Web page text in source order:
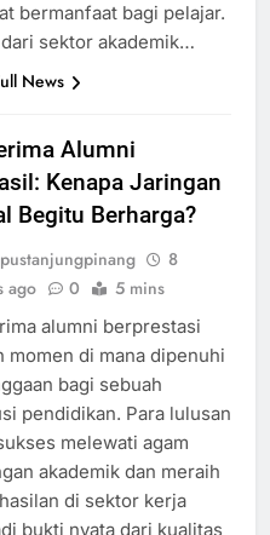
bermanfaat bagi pelajar.
sektor akademik…
News
Alumni
Kenapa Jaringan
Begitu Berharga?
8
ago
0 5 mins
alumni berprestasi
momen di mana dipenuhi
bagi sebuah
pendidikan. Para lulusan
melewati agam
akademik dan meraih
di sektor kerja
bukti nyata dari kualitas